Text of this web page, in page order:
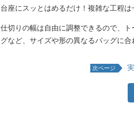
台座にスッとはめるだけ！複雑な工程
仕切りの幅は自由に調整できるので、
グなど、サイズや形の異なるバッグに合
次ページ